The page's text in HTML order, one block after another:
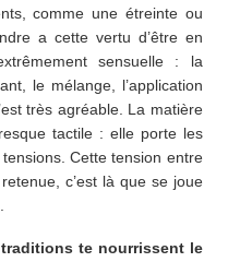
comme une étreinte ou
a cette vertu d’être en
sensuelle : la
le mélange, l’application
très agréable. La matière
tactile : elle porte les
Cette tension entre
c’est là que se joue
te nourrissent le